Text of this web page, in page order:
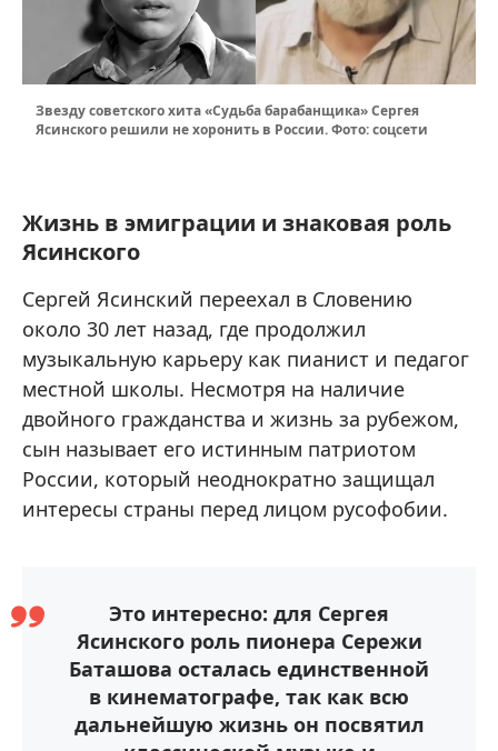
Звезду советского хита «Судьба барабанщика» Сергея
Ясинского решили не хоронить в России. Фото: соцсети
Жизнь в эмиграции и знаковая роль
Ясинского
Сергей Ясинский переехал в Словению
около 30 лет назад, где продолжил
музыкальную карьеру как пианист и педагог
местной школы. Несмотря на наличие
двойного гражданства и жизнь за рубежом,
сын называет его истинным патриотом
России, который неоднократно защищал
интересы страны перед лицом русофобии.
Это интересно: для Сергея
Ясинского роль пионера Сережи
Баташова осталась единственной
в кинематографе, так как всю
дальнейшую жизнь он посвятил